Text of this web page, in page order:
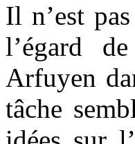
Il n’est
l’égard
Arfuyen
tâche